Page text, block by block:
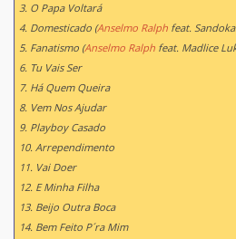
3. O Papa Voltará
4. Domesticado (Anselmo Ralph feat.
5. Fanatismo (Anselmo Ralph feat. Madlice
6. Tu Vais Ser
7. Há Quem Queira
8. Vem Nos Ajudar
9. Playboy Casado
10. Arrependimento
11. Vai Doer
12. E Minha Filha
13. Beijo Outra Boca
14. Bem Feito P´ra Mim